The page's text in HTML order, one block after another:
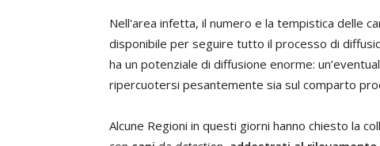
Nell'area infetta, il numero e la tempistica delle
disponibile per seguire tutto il processo di
ha un potenziale di diffusione enorme:
ripercuotersi pesantemente sia sul comparto
Alcune Regioni in questi giorni hanno chiesto la